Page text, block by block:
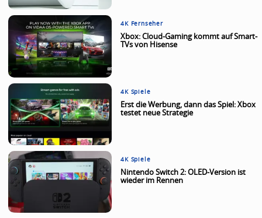
4K Fernseher
Xbox: Cloud-Gaming kommt auf Smart-
TVs von Hisense
4K Spiele
Erst die Werbung, dann das Spiel: Xbox
testet neue Strategie
4K Spiele
Nintendo Switch 2: OLED-Version ist
wieder im Rennen